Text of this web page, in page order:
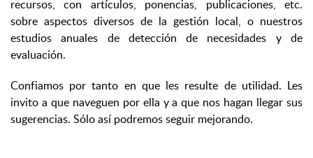
recursos, con artículos, ponencias, publicaciones, etc.
sobre aspectos diversos de la gestión local, o nuestros
estudios anuales de detección de necesidades y de
evaluación.
Confiamos por tanto en que les resulte de utilidad. Les
invito a que naveguen por ella y a que nos hagan llegar sus
sugerencias. Sólo así podremos seguir mejorando.